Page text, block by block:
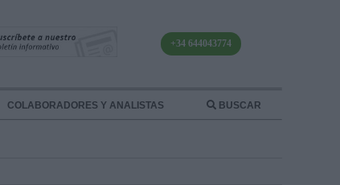
+34 644043774
COLABORADORES Y ANALISTAS BUSCAR